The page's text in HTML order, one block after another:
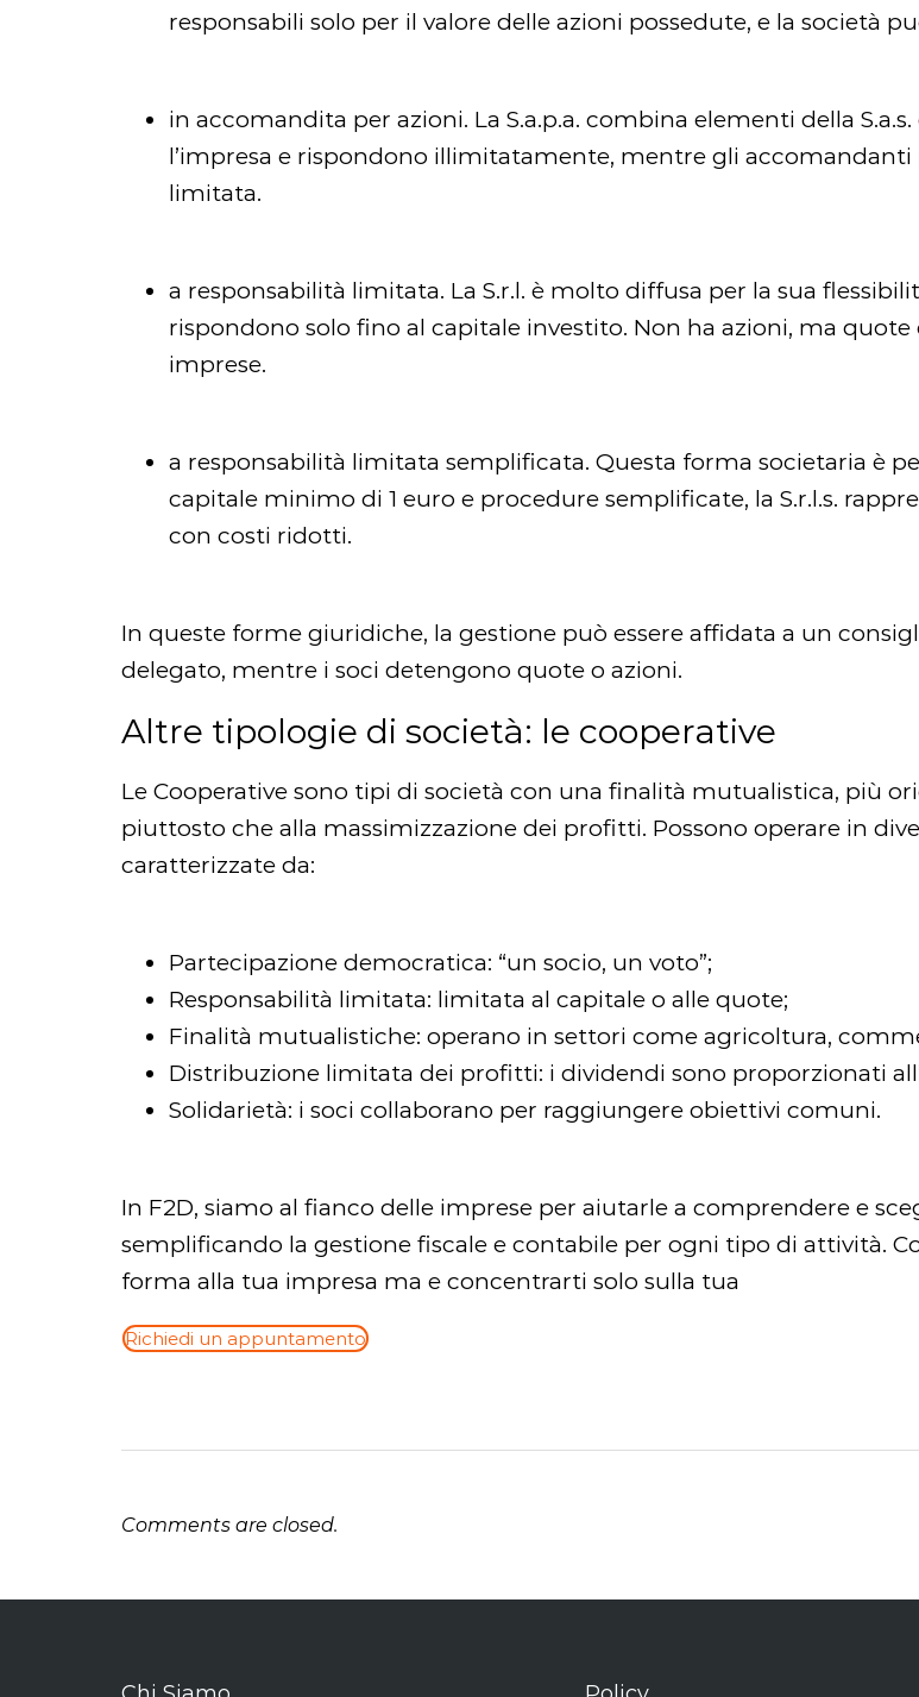
responsabili solo per il valore delle azioni possedute, e la società
in accomandita per azioni. La S.a.p.a. combina elementi della
l’impresa e rispondono illimitatamente, mentre gli
limitata.
a responsabilità limitata. La S.r.l. è molto diffusa per la sua
rispondono solo fino al capitale investito. Non ha azioni, ma
imprese.
a responsabilità limitata semplificata. Questa forma societaria è
capitale minimo di 1 euro e procedure semplificate, la S.r.l.s.
con costi ridotti.
In queste forme giuridiche, la gestione può essere affidata a un
delegato, mentre i soci detengono quote o azioni.
Altre tipologie di società: le cooperative
Le Cooperative sono tipi di società con una finalità mutualistica, più
piuttosto che alla massimizzazione dei profitti. Possono operare in
caratterizzate da:
Partecipazione democratica: “un socio, un voto”;
Responsabilità limitata: limitata al capitale o alle quote;
Finalità mutualistiche: operano in settori come agricoltura,
Distribuzione limitata dei profitti: i dividendi sono proporzionati
Solidarietà: i soci collaborano per raggiungere obiettivi comuni.
In F2D, siamo al fianco delle imprese per aiutarle a comprendere e
semplificando la gestione fiscale e contabile per ogni tipo di attività.
forma alla tua impresa ma e concentrarti solo sulla tua
Richiedi un appuntamento
Comments are closed.